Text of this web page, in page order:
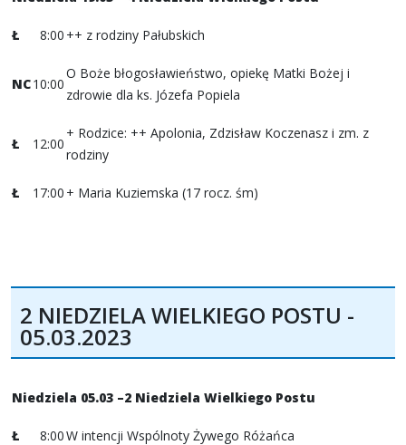
Ł 8:00 ++ z rodziny Pałubskich
NC10:00
O Boże błogosławieństwo, opiekę Matki Bożej i
zdrowie dla ks. Józefa Popiela
Ł 12:00
+ Rodzice: ++ Apolonia, Zdzisław Koczenasz i zm. z
rodziny
Ł 17:00 + Maria Kuziemska (17 rocz. śm)
2 NIEDZIELA WIELKIEGO POSTU -
05.03.2023
Niedziela 05.03 –2 Niedziela Wielkiego Postu
Ł 8:00W intencji Wspólnoty Żywego Różańca